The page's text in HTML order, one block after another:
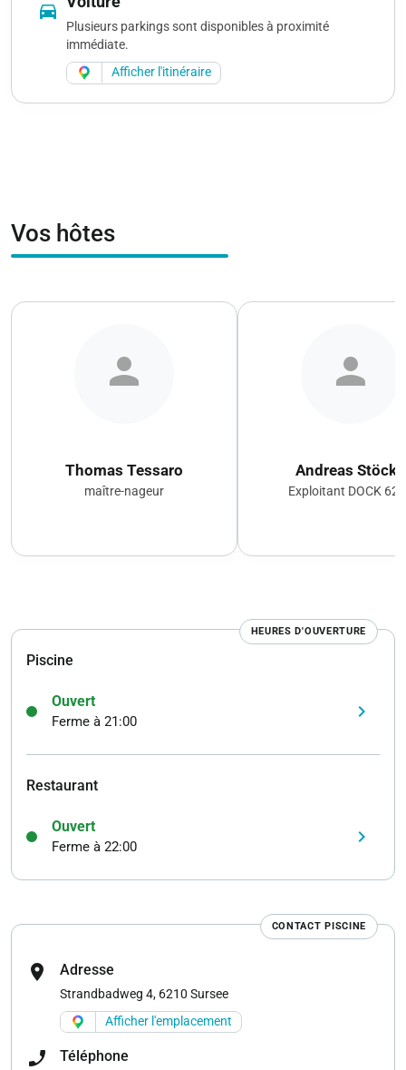
directions_car
Plusieurs parkings sont disponibles à proximité
immédiate.
Afficher l'itinéraire
Vos hôtes
person
Thomas Tessaro
maître-nageur
person
Andreas Stöckli
Exploitant DOCK
HEURES D'OUVERTURE
Piscine
Ouvert
Ferme à 21:00 keyboard_arrow_right
Restaurant
Ouvert
Ferme à 22:00 keyboard_arrow_right
CONTACT PISCINE
location_on Adresse
Strandbadweg 4, 6210 Sursee
Afficher l'emplacement
phone_enabled Téléphone